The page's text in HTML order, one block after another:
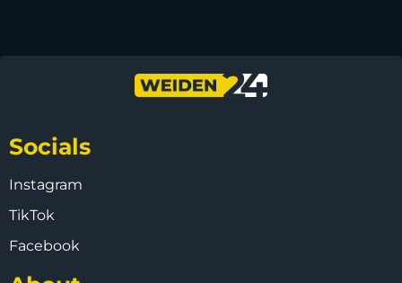
Socials
Instagram
TikTok
Facebook